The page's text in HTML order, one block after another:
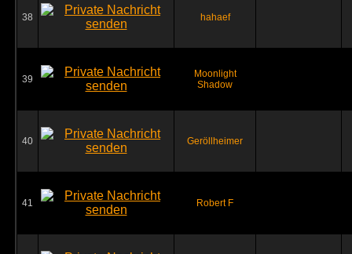
38 hahaef
39
Moonlight
Shadow
40 Geröllheimer
41 Robert F